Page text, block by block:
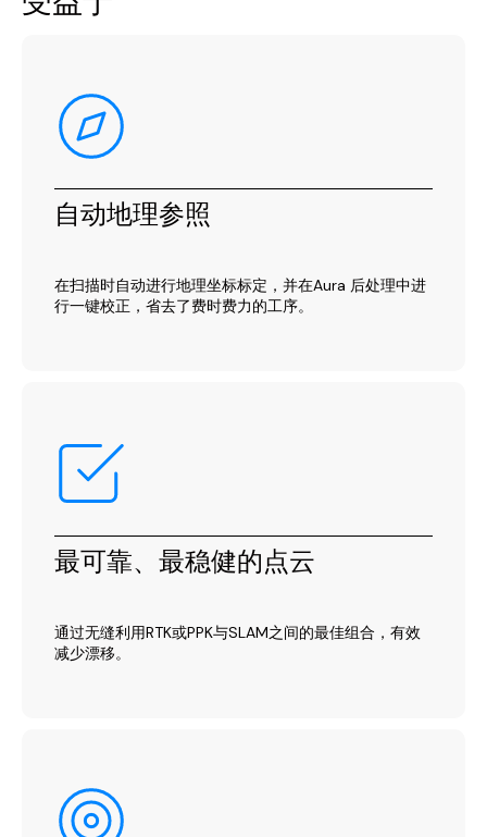
自动地理参照
在扫描时自动进行地理坐标标定，并在Aura 后处理中进
行一键校正，省去了费时费力的工序。
最可靠、最稳健的点云
通过无缝利用RTK或PPK与SLAM之间的最佳组合，有效
减少漂移。